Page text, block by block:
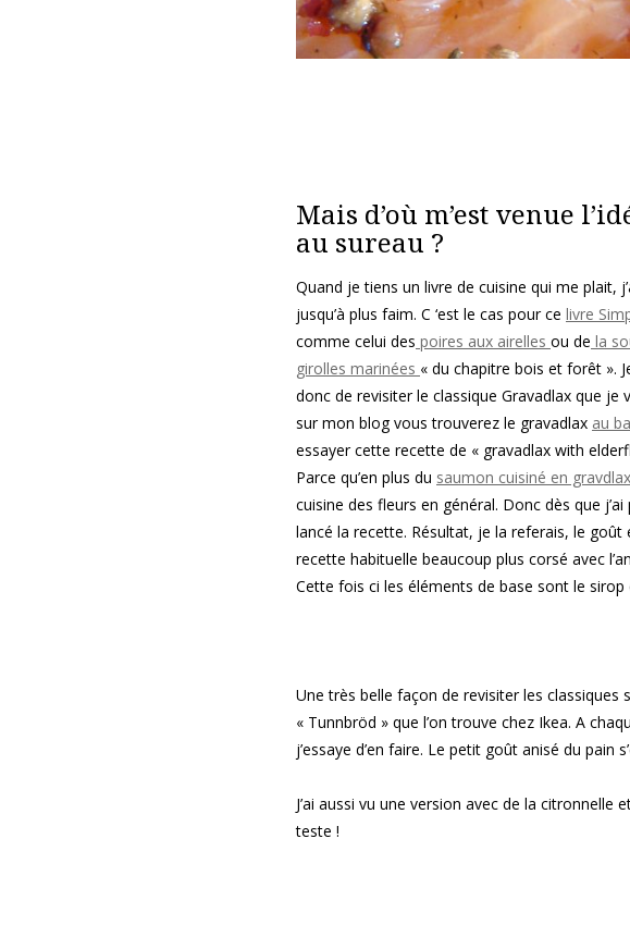
Mais d’où m’est venue
au sureau ?
Quand je tiens un livre de cuisine qui me plait,
jusqu’à plus faim. C ‘est le cas pour ce livre
comme celui des poires aux airelles ou de la
girolles marinées « du chapitre bois et forêt ».
donc de revisiter le classique Gravadlax que je
sur mon blog vous trouverez le gravadlax au
essayer cette recette de « gravadlax with
Parce qu’en plus du saumon cuisiné en gravdlax
cuisine des fleurs en général. Donc dès que
lancé la recette. Résultat, je la referais, le
recette habituelle beaucoup plus corsé avec
Cette fois ci les éléments de base sont le
Une très belle façon de revisiter les classiques
« Tunnbröd » que l’on trouve chez Ikea. A
j’essaye d’en faire. Le petit goût anisé du
J’ai aussi vu une version avec de la citronnelle
teste !